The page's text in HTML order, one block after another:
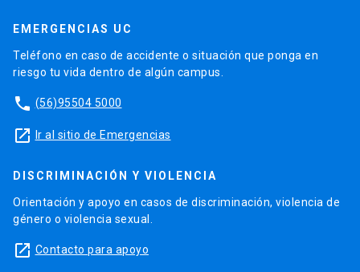
EMERGENCIAS UC
Teléfono en caso de accidente o situación que ponga en
riesgo tu vida dentro de algún campus.
phone (56)95504 5000
launch Ir al sitio de Emergencias
DISCRIMINACIÓN Y VIOLENCIA
Orientación y apoyo en casos de discriminación, violencia de
género o violencia sexual.
launch Contacto para apoyo